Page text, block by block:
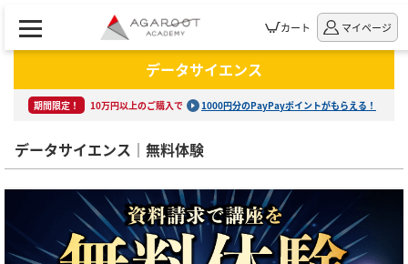
カート マイページ
データサイエンス
期間限定！ 10万円以上のご購入で 1000円分のPayPayポイントがもらえる！
データサイエンス｜無料体験